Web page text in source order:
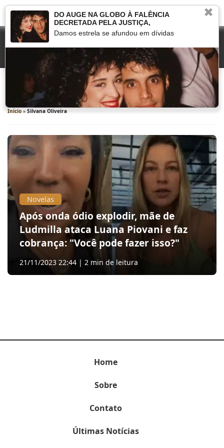
Silvana Oliveira
Início » Silvana Oliveira
Novelas
Após onda ódio explodir, mãe de
Ludmilla ataca Luana Piovani e faz
cobrança: "Você pode fazer isso?"
21/11/2023 22:44 | 2 min de leitura
Home
Sobre
Contato
Últimas Notícias
✖
DO AUGE NA GLOBO À FALÊNCIA
DECRETADA PELA JUSTIÇA,
Damos estrela se afundou em dívidas